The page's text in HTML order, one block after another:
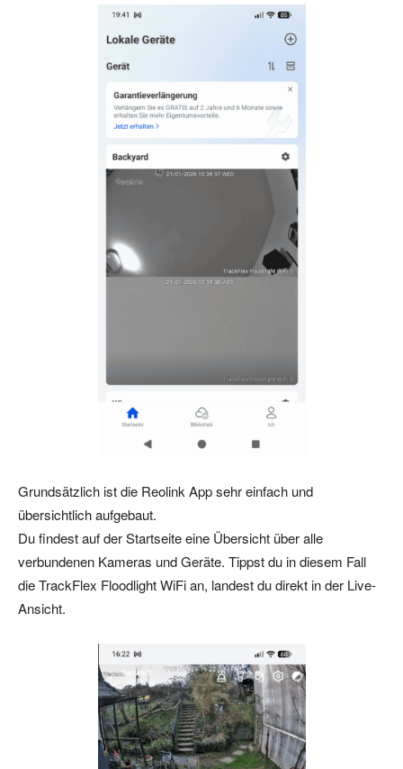
Grundsätzlich ist die Reolink App sehr einfach und
übersichtlich aufgebaut.
Du findest auf der Startseite eine Übersicht über alle
verbundenen Kameras und Geräte. Tippst du in diesem Fall
die TrackFlex Floodlight WiFi an, landest du direkt in der Live-
Ansicht.